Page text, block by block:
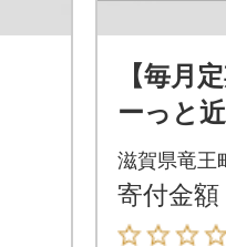
【毎月
ーっと
会】定
滋賀県竜王
寄付金額